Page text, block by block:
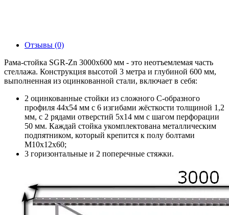
Отзывы (0)
Рама-стойка SGR-Zn 3000х600 мм - это неотъемлемая часть
стеллажа. Конструкция высотой 3 метра и глубиной 600 мм,
выполненная из оцинкованной стали, включает в себя:
2 оцинкованные стойки из сложного С-образного
профиля 44х54 мм с 6 изгибами жёсткости толщиной 1,2
мм, с 2 рядами отверстий 5х14 мм с шагом перфорации
50 мм. Каждай стойка укомплектована металлическим
подпятником, который крепится к полу болтами
М10х12х60;
3 горизонтальные и 2 поперечные стяжки.